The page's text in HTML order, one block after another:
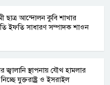
ছাত্র আন্দোলন কুবি শাখার
ইফতি সাধারণ সম্পাদক শাওন
জ্বালানি স্থাপনায় যৌথ হামলার
নিচ্ছে যুক্তরাষ্ট্র ও ইসরাইল